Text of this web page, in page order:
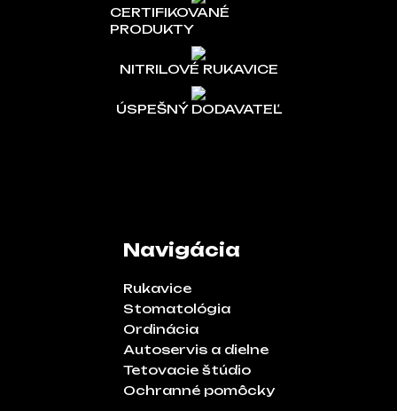
CERTIFIKOVANÉ
PRODUKTY
NITRILOVÉ RUKAVICE
ÚSPEŠNÝ DODAVATEĽ
Navigácia
Rukavice
Stomatológia
Ordinácia
Autoservis a dielne
Tetovacie štúdio
Ochranné pomôcky